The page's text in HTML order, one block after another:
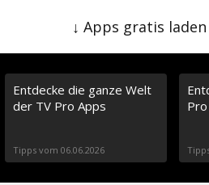
↓ Apps gratis laden
Entdecke die ganze Welt
der TV Pro Apps
Tipps vom 06.06.2026